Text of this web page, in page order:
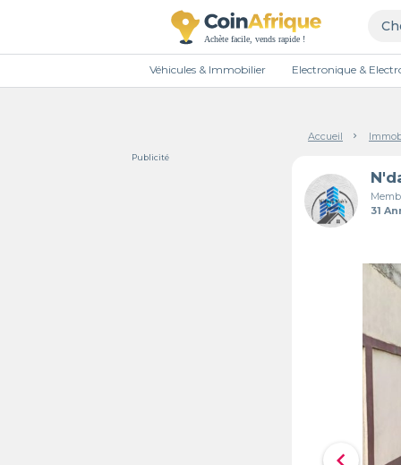
Véhicules & Immobilier Electronique &
Accueil
Publicité
31